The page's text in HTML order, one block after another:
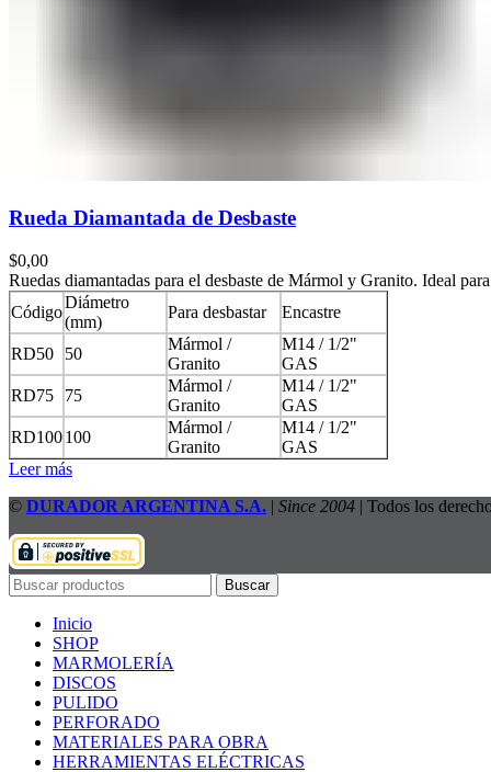
Rueda Diamantada de Desbaste
$0,00
Ruedas diamantadas para el desbaste de Mármol y Granito. Ideal
Código
Diámetro
(mm)
Para desbastar Encastre
RD50 50
Mármol /
Granito
M14 / 1/2"
GAS
RD75
75
Mármol /
Granito
M14 / 1/2"
GAS
RD100100
Mármol /
Granito
M14 / 1/2"
GAS
Leer más
© DURADOR ARGENTINA S.A. | Since 2004 | Todos los
Buscar
Inicio
SHOP
MARMOLERÍA
DISCOS
PULIDO
PERFORADO
MATERIALES PARA OBRA
HERRAMIENTAS ELÉCTRICAS